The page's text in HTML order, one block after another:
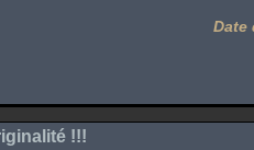
Date
!!!